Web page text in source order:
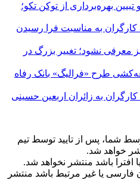
بهره‌برداری از توکن تکو؛
کارگران به مناسبت فرا رسیدن
معرفی نشود؛ تغییر بزرگ در
طرح «فرالیگ» بانک رفاه
به زائران اربعین حسینی
شما، پس از تایید توسط تیم
خواهد شد.
افترا باشد منتشر نخواهد شد.
فارسی یا غیر مرتبط باشد منتشر